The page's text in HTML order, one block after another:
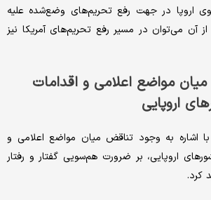
اروپا در جهت رفع تحریم‌های وضع‌شده علیه
آن می‌توان در مسیر رفع تحریم‌های آمریکا نیز
مواضع اعلامی و اقدامات
اروپایی
اشاره به وجود تناقض میان مواضع اعلامی و
اروپایی، بر ضرورت هم‌سویی گفتار و رفتار
کرد.